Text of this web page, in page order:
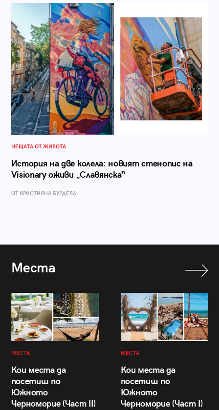
НЕЩАТА ОТ ЖИВОТА
История на две колела: новият стенопис на
Visionary оживи „Славянска“
ОТ КРИСТИЯНА БУРДЕВА
Места
МЕСТА
Кои места да
посетиш по
Южното
Черноморие (Част II)
МЕСТА
Кои места да
посетиш по
Южното
Черноморие (Част I)